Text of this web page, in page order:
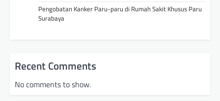
Pengobatan Kanker Paru-paru di Rumah Sakit Khusus Paru
Surabaya
Recent Comments
No comments to show.